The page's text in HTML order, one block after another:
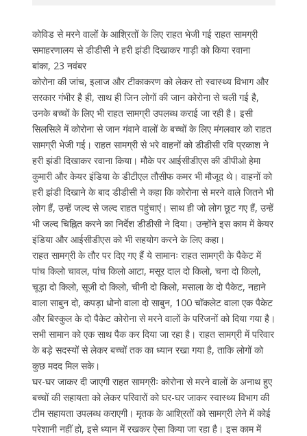
कोविड से मरने वालों के आश्रितों के लिए राहत भेजी गई राहत सामग्री
समाहरणालय से डीडीसी ने हरी झंडी दिखाकर गाड़ी को किया रवाना
बांका, 23 नवंबर
कोरोना की जांच, इलाज और टीकाकरण को लेकर तो स्वास्थ्य विभाग और
सरकार गंभीर है ही, साथ ही जिन लोगों की जान कोरोना से चली गई है,
उनके बच्चों के लिए भी राहत सामग्री उपलब्ध कराई जा रही है। इसी
सिलसिले में कोरोना से जान गंवाने वालों के बच्चों के लिए मंगलवार को राहत
सामग्री भेजी गई। राहत सामग्री से भरे वाहनों को डीडीसी रवि प्रकाश ने
हरी झंडी दिखाकर रवाना किया। मौके पर आईसीडीएस की डीपीओ हेमा
कुमारी और केयर इंडिया के डीटीएल तौसीफ कमर भी मौजूद थे। वाहनों को
हरी झंडी दिखाने के बाद डीडीसी ने कहा कि कोरोना से मरने वाले जितने भी
लोग हैं, उन्हें जल्द से जल्द राहत पहुंचाएं। साथ ही जो लोग छूट गए हैं, उन्हें
भी जल्द चिह्नित करने का निर्देश डीडीसी ने दिया। उन्होंने इस काम में केयर
इंडिया और आईसीडीएस को भी सहयोग करने के लिए कहा।
राहत सामग्री के तौर पर दिए गए हैं ये सामानः राहत सामग्री के पैकेट में
पांच किलो चावल, पांच किलो आटा, मसूर दाल दो किलो, चना दो किलो,
चूड़ा दो किलो, सूजी दो किलो, चीनी दो किलो, मसाला के दो पैकेट, नहाने
वाला साबुन दो, कपड़ा धोनो वाला दो साबुन, 100 चॉकलेट वाला एक पैकेट
और बिस्कुल के दो पैकेट कोरोना से मरने वालों के परिजनों को दिया गया है।
सभी सामान को एक साथ पैक कर दिया जा रहा है। राहत सामग्री में परिवार
के बड़े सदस्यों से लेकर बच्चों तक का ध्यान रखा गया है, ताकि लोगों को
कुछ मदद मिल सके।
घर-घर जाकर दी जाएगी राहत सामग्रीः कोरोना से मरने वालों के अनाथ हुए
बच्चों की सहायता को लेकर परिवारों को घर-घर जाकर स्वास्थ्य विभाग की
टीम सहायता उपलब्ध कराएगी। मृतक के आश्रितों को सामग्री लेने में कोई
परेशानी नहीं हो, इसे ध्यान में रखकर ऐसा किया जा रहा है। इस काम में